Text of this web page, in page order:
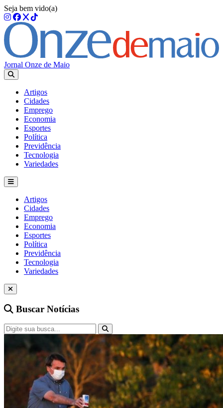
Seja bem vido(a)
Jornal Onze de Maio
Artigos
Cidades
Emprego
Economia
Esportes
Política
Previdência
Tecnologia
Variedades
Artigos
Cidades
Emprego
Economia
Esportes
Política
Previdência
Tecnologia
Variedades
Buscar Notícias